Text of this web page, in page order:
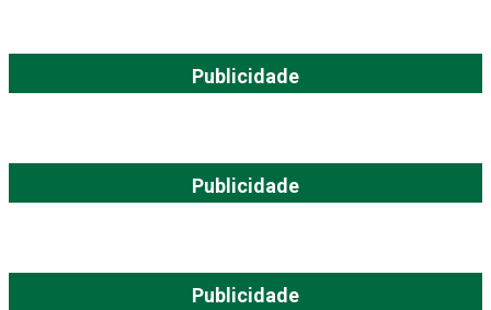
Publicidade
Publicidade
Publicidade